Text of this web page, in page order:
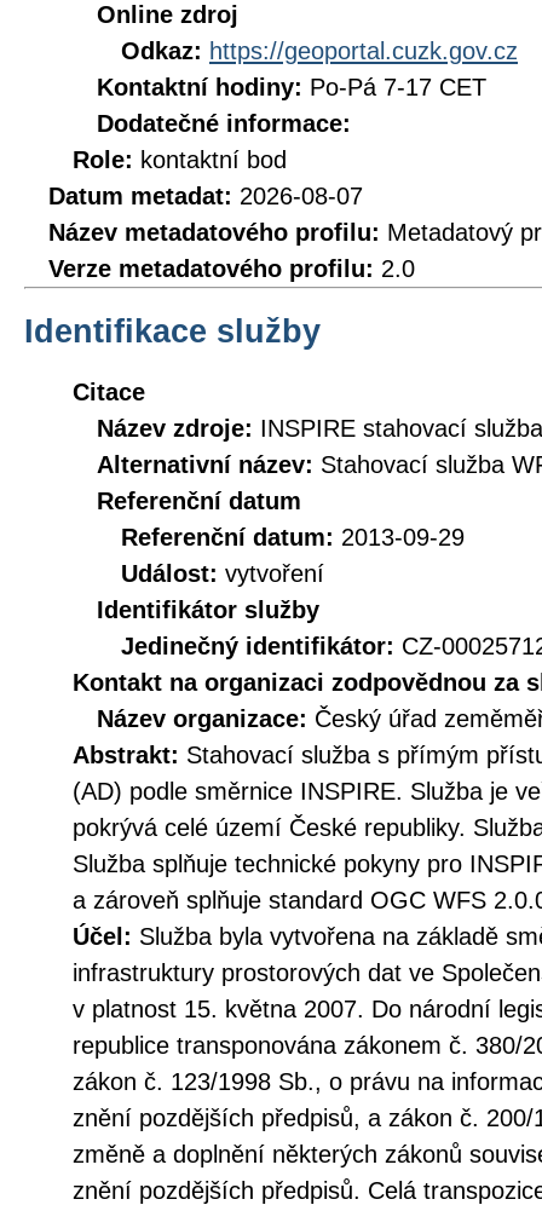
Online zdroj
Odkaz: https://geoportal.cuzk.gov.cz
Kontaktní hodiny: Po-Pá 7-17 CET
Dodatečné informace:
Role: kontaktní bod
Datum metadat: 2026-08-07
Název metadatového profilu: Metadatový
Verze metadatového profilu: 2.0
Identifikace služby
Citace
Název zdroje: INSPIRE stahovací
Alternativní název: Stahovací služba
Referenční datum
Referenční datum: 2013-09-29
Událost: vytvoření
Identifikátor služby
Jedinečný identifikátor: CZ-
Kontakt na organizaci zodpovědnou za
Název organizace: Český úřad
Abstrakt: Stahovací služba s přímým
(AD) podle směrnice INSPIRE. Služba je
pokrývá celé území České republiky.
Služba splňuje technické pokyny pro
a zároveň splňuje standard OGC WFS
Účel: Služba byla vytvořena na základě
infrastruktury prostorových dat ve
v platnost 15. května 2007. Do národní
republice transponována zákonem č. 380/
zákon č. 123/1998 Sb., o právu na
znění pozdějších předpisů, a zákon č.
změně a doplnění některých zákonů
znění pozdějších předpisů. Celá